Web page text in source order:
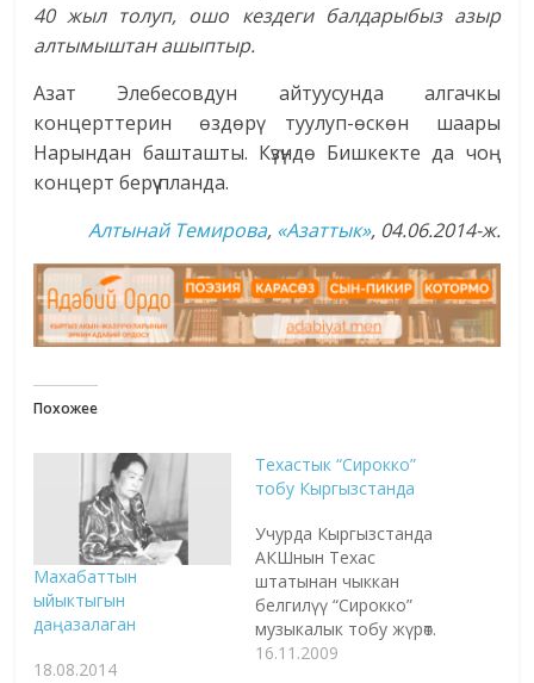
40 жыл толуп, ошо кездеги балдарыбыз азыр
алтымыштан ашыптыр.
Азат Элебесовдун айтуусунда алгачкы
концерттерин өздөрү туулуп-өскөн шаары
Нарындан башташты. Күзүндө Бишкекте да чоң
концерт берүү планда.
Алтынай Темирова, «Азаттык», 04.06.2014-ж.
Похожее
Махабаттын
ыйыктыгын
даңазалаган
18.08.2014
Техастык “Сирокко”
тобу Кыргызстанда
Учурда Кыргызстанда
АКШнын Техас
штатынан чыккан
белгилүү “Сирокко”
музыкалык тобу жүрөт.
Аталган топ Бишкек,
16.11.2009